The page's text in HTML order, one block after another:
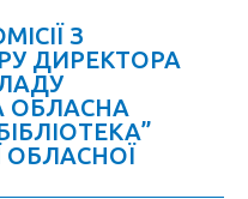
З
ДИРЕКТОРА
ОБЛАСНА
ОБЛАСНОЇ